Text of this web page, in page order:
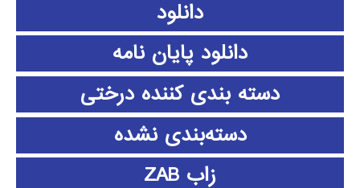
دانلود
دانلود پايان نامه
دسته بندی کننده درختی
دسته‌بندی نشده
زاب ZAB